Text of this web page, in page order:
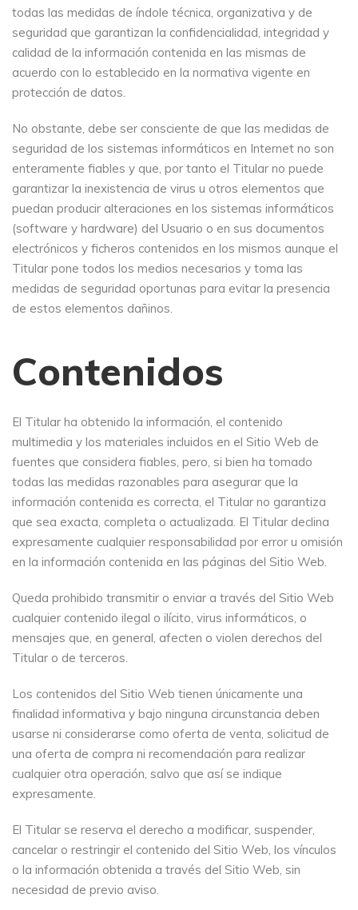
todas las medidas de índole técnica, organizativa y de
seguridad que garantizan la confidencialidad, integridad y
calidad de la información contenida en las mismas de
acuerdo con lo establecido en la normativa vigente en
protección de datos.
No obstante, debe ser consciente de que las medidas de
seguridad de los sistemas informáticos en Internet no son
enteramente fiables y que, por tanto el Titular no puede
garantizar la inexistencia de virus u otros elementos que
puedan producir alteraciones en los sistemas informáticos
(software y hardware) del Usuario o en sus documentos
electrónicos y ficheros contenidos en los mismos aunque el
Titular pone todos los medios necesarios y toma las
medidas de seguridad oportunas para evitar la presencia
de estos elementos dañinos.
Contenidos
El Titular ha obtenido la información, el contenido
multimedia y los materiales incluidos en el Sitio Web de
fuentes que considera fiables, pero, si bien ha tomado
todas las medidas razonables para asegurar que la
información contenida es correcta, el Titular no garantiza
que sea exacta, completa o actualizada. El Titular declina
expresamente cualquier responsabilidad por error u omisión
en la información contenida en las páginas del Sitio Web.
Queda prohibido transmitir o enviar a través del Sitio Web
cualquier contenido ilegal o ilícito, virus informáticos, o
mensajes que, en general, afecten o violen derechos del
Titular o de terceros.
Los contenidos del Sitio Web tienen únicamente una
finalidad informativa y bajo ninguna circunstancia deben
usarse ni considerarse como oferta de venta, solicitud de
una oferta de compra ni recomendación para realizar
cualquier otra operación, salvo que así se indique
expresamente.
El Titular se reserva el derecho a modificar, suspender,
cancelar o restringir el contenido del Sitio Web, los vínculos
o la información obtenida a través del Sitio Web, sin
necesidad de previo aviso.